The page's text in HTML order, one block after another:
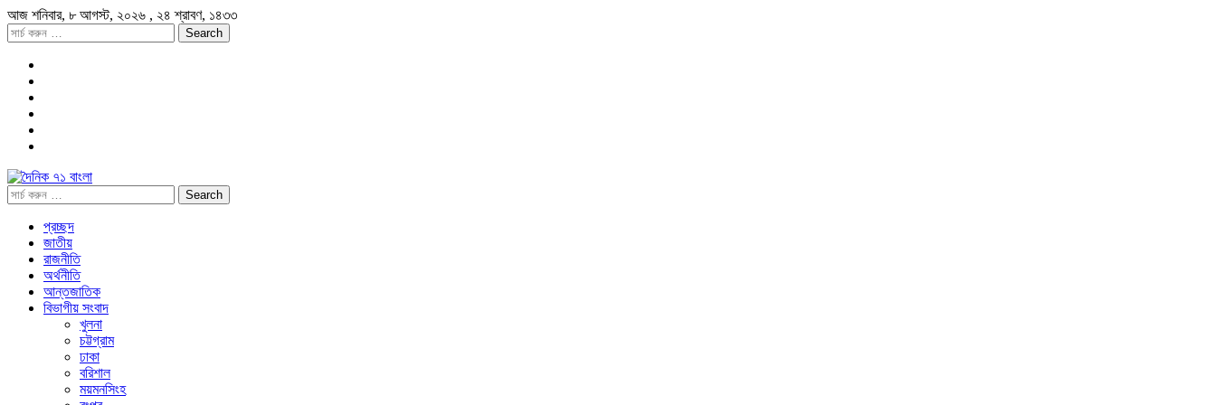
আজ শনিবার, ৮ আগস্ট, ২০২৬ , ২৪ শ্রাবণ, ১৪৩৩
প্রচ্ছদ
জাতীয়
রাজনীতি
অর্থনীতি
আন্তজাতিক
বিভাগীয় সংবাদ
খুলনা
চট্টগ্রাম
ঢাকা
বরিশাল
ময়মনসিংহ